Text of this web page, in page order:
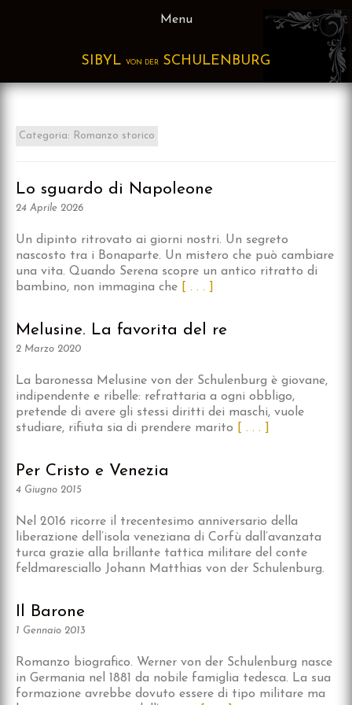
Menu
SIBYL VON DER SCHULENBURG
Categoria: Romanzo storico
Lo sguardo di Napoleone
24 Aprile 2026
Un dipinto ritrovato ai giorni nostri. Un segreto
nascosto tra i Bonaparte. Un mistero che può cambiare
una vita. Quando Serena scopre un antico ritratto di
bambino, non immagina che
[ . . . ]
Melusine. La favorita del re
2 Marzo 2020
La baronessa Melusine von der Schulenburg è giovane,
indipendente e ribelle: refrattaria a ogni obbligo,
pretende di avere gli stessi diritti dei maschi, vuole
studiare, rifiuta sia di prendere marito
[ . . . ]
Per Cristo e Venezia
4 Giugno 2015
Nel 2016 ricorre il trecentesimo anniversario della
liberazione dell’isola veneziana di Corfù dall’avanzata
turca grazie alla brillante tattica militare del conte
feldmaresciallo Johann Matthias von der Schulenburg.
Il Barone
1 Gennaio 2013
Romanzo biografico. Werner von der Schulenburg nasce
in Germania nel 1881 da nobile famiglia tedesca. La sua
formazione avrebbe dovuto essere di tipo militare ma